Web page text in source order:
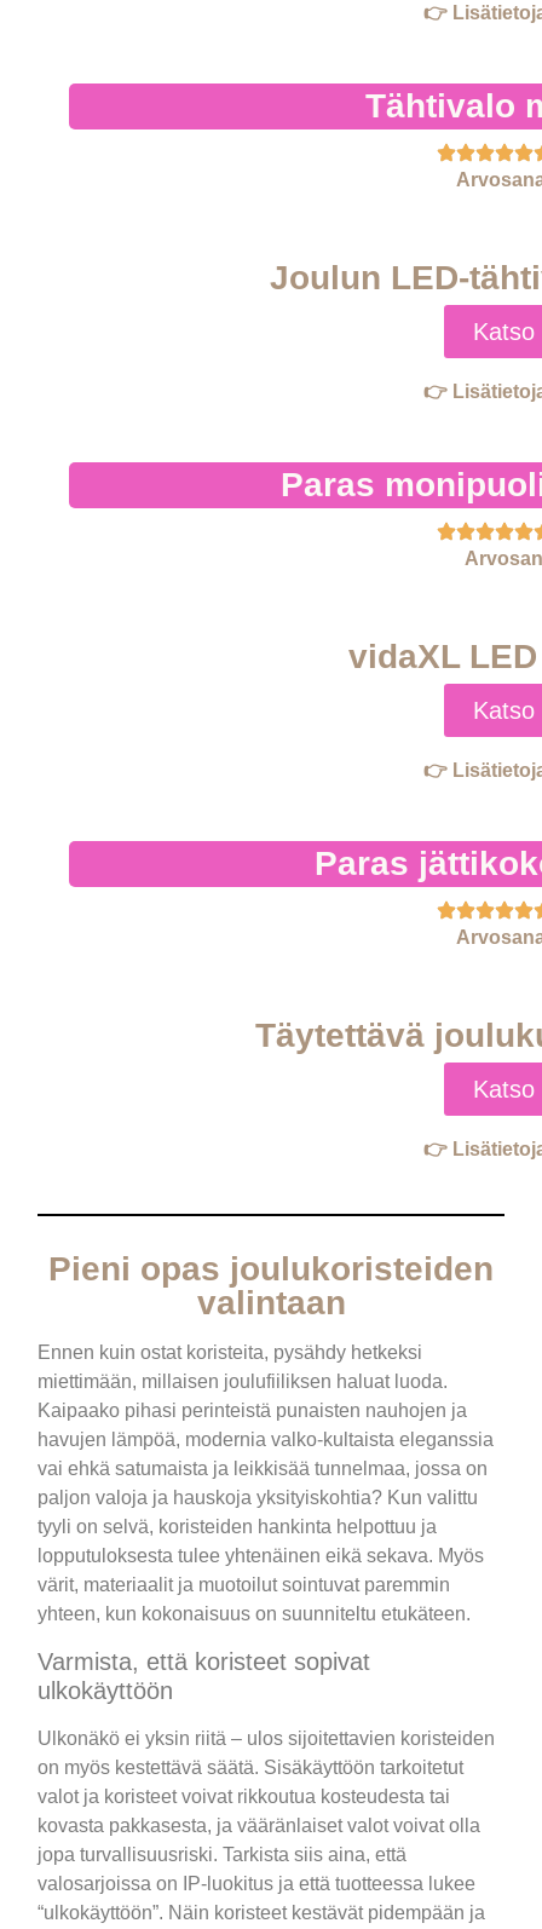
👉
Tähtivalo
Joulun LED-
Katso
👉
Paras
vidaXL
Katso
👉
Paras
Täytettävä
Katso
👉
Pieni opas joulukoristeiden
valintaan
Ennen kuin ostat koristeita, pysähdy hetkeksi
miettimään, millaisen joulufiiliksen haluat luoda.
Kaipaako pihasi perinteistä punaisten nauhojen ja
havujen lämpöä, modernia valko-kultaista eleganssia
vai ehkä satumaista ja leikkisää tunnelmaa, jossa on
paljon valoja ja hauskoja yksityiskohtia? Kun valittu
tyyli on selvä, koristeiden hankinta helpottuu ja
lopputuloksesta tulee yhtenäinen eikä sekava. Myös
värit, materiaalit ja muotoilut sointuvat paremmin
yhteen, kun kokonaisuus on suunniteltu etukäteen.
Varmista, että koristeet sopivat
ulkokäyttöön
Ulkonäkö ei yksin riitä – ulos sijoitettavien koristeiden
on myös kestettävä säätä. Sisäkäyttöön tarkoitetut
valot ja koristeet voivat rikkoutua kosteudesta tai
kovasta pakkasesta, ja vääränlaiset valot voivat olla
jopa turvallisuusriski. Tarkista siis aina, että
valosarjoissa on IP-luokitus ja että tuotteessa lukee
“ulkokäyttöön”. Näin koristeet kestävät pidempään ja